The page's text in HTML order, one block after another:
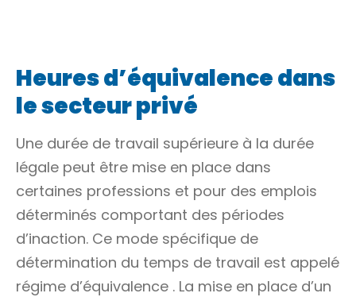
Heures d’équivalence dans
le secteur privé
Une durée de travail supérieure à la durée
légale peut être mise en place dans
certaines professions et pour des emplois
déterminés comportant des périodes
d’inaction. Ce mode spécifique de
détermination du temps de travail est appelé
régime d’équivalence . La mise en place d’un